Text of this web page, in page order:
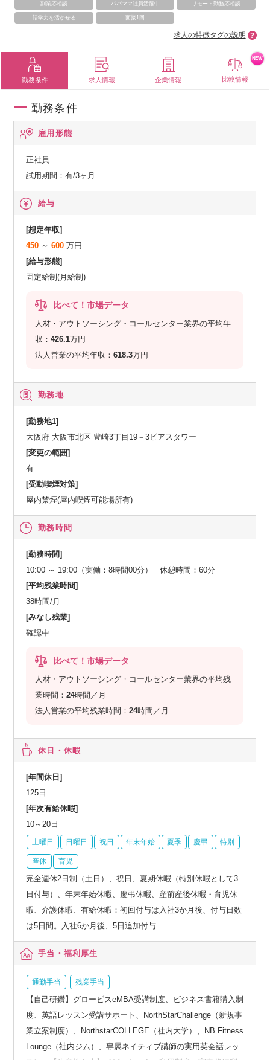
副業応相談 パパママ社員活躍中 リモート勤務応相談
語学力を活かせる 面接1回
求人の特徴タグの説明
勤務条件 求人情報 企業情報 比較情報
NEW
勤務条件
雇用形態
正社員
試用期間：有/3ヶ月
給与
[想定年収]
450 ～600 万円
[給与形態]
固定給制(月給制)
比べて！市場データ
人材・アウトソーシング・コールセンター業界の平均年
収：426.1万円
法人営業の平均年収：618.3万円
勤務地
[勤務地1]
大阪府 大阪市北区 豊崎3丁目19－3ピアスタワー
[変更の範囲]
有
[受動喫煙対策]
屋内禁煙(屋内喫煙可能場所有)
勤務時間
[勤務時間]
10:00 ～ 19:00（実働：8時間00分） 休憩時間：60分
[平均残業時間]
38時間/月
[みなし残業]
確認中
比べて！市場データ
人材・アウトソーシング・コールセンター業界の平均残
業時間：24時間／月
法人営業の平均残業時間：24時間／月
休日・休暇
[年間休日]
125日
[年次有給休暇]
10～20日
土曜日 日曜日 祝日 年末年始 夏季 慶弔 特別
産休 育児
完全週休2日制（土日）、祝日、夏期休暇（特別休暇として3
日付与）、年末年始休暇、慶弔休暇、産前産後休暇・育児休
暇、介護休暇、有給休暇：初回付与は入社3か月後、付与日数
は5日間。入社6か月後、5日追加付与
手当・福利厚生
通勤手当 残業手当
【自己研鑽】グロービスeMBA受講制度、ビジネス書籍購入制
度、英語レッスン受講サポート、NorthStarChallenge（新規事
業立案制度）、NorthstarCOLLEGE（社内大学）、NB Fitness
Lounge（社内ジム）、専属ネイティブ講師の実用英会話レッ